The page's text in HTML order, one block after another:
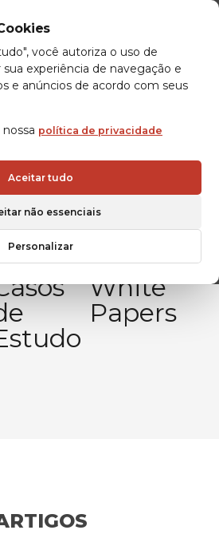
você autoriza o uso de
experiência de navegação e
e anúncios de acordo com seus
política de privacidade
Aceitar tudo
não essenciais
Personalizar
White
Papers